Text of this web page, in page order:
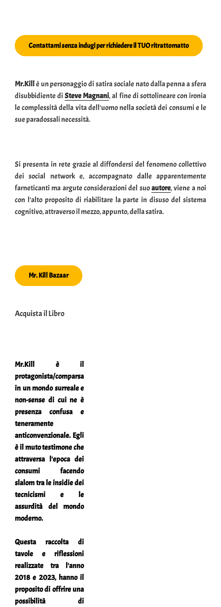
Contattami senza indugi per richiedere il TUO ritrattomatto
Mr.Killè un personaggio di satira sociale nato dalla penna a sfera
disubbidiente diSteve Magnani, al fine di sottolineare con ironia
le complessità della vita dell'uomo nella società dei consumi e le
sue paradossali necessità.
Si presenta in rete grazie al diffondersi del fenomeno collettivo
dei social network e, accompagnato dalle apparentemente
farneticanti ma argute considerazioni del suoautore, viene a noi
con l'alto proposito di riabilitare la parte in disuso del sistema
cognitivo, attraverso il mezzo, appunto, della satira.
Mr. Kill Bazaar
Acquista il Libro
Mr.Kill è il
protagonista/comparsa
in un mondo surreale e
non-sense di cui ne è
presenza confusa e
teneramente
anticonvenzionale. Egli
è il muto testimone che
attraversa l'epoca dei
consumi facendo
slalom tra le insidie dei
tecnicismi e le
assurdità del mondo
moderno.
Questa raccolta di
tavole e riflessioni
realizzate tra l'anno
2018 e 2023, hanno il
proposito di offrire una
possibilità di